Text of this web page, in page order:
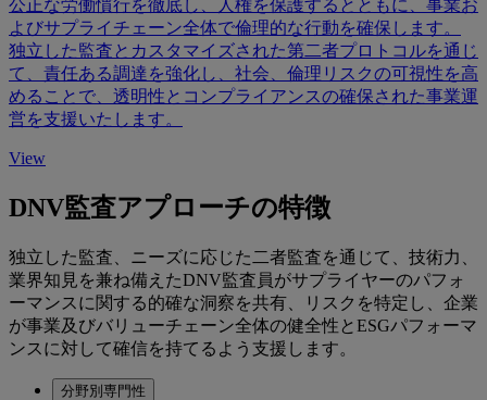
公正な労働慣行を徹底し、人権を保護するとともに、事業お
よびサプライチェーン全体で倫理的な行動を確保します。
独立した監査とカスタマイズされた第二者プロトコルを通じ
て、責任ある調達を強化し、社会、倫理リスクの可視性を高
めることで、透明性とコンプライアンスの確保された事業運
営を支援いたします。
View
DNV監査アプローチの特徴
独立した監査、ニーズに応じた二者監査を通じて、技術力、
業界知見を兼ね備えたDNV監査員がサプライヤーのパフォ
ーマンスに関する的確な洞察を共有、リスクを特定し、企業
が事業及びバリューチェーン全体の健全性とESGパフォーマ
ンスに対して確信を持てるよう支援します。
分野別専門性